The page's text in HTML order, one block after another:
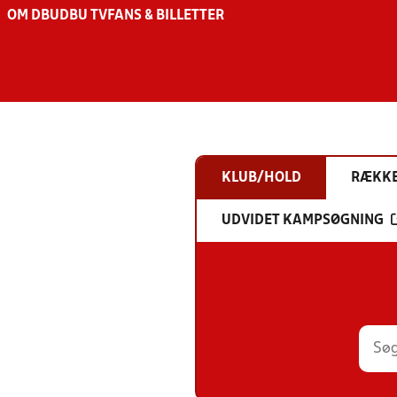
OM DBU DBU TV FANS & BILLETTER
KLUB/HOLD
UDVIDET KAMPSØGNING